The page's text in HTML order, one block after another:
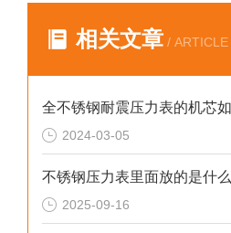
相关文章 / ARTICLE
2024-03-05
不锈钢压力表里面放的是什么
2025-09-16